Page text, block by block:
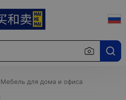
Мебель для дома и офиса